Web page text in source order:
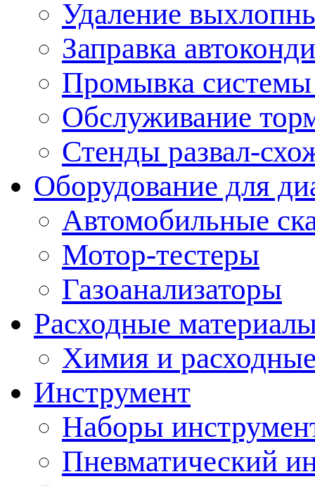
Удаление
Заправка
Промывка
Обслуживание
Стенды развал-
Оборудование для
Автомобильные
Мотор-тестеры
Газоанализаторы
Расходные
Химия и
Инструмент
Наборы
Пневматический